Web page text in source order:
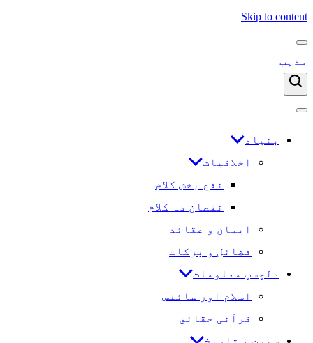
Skip to content
مذہب
بنیاد
اخلاقیات
نفع بخش کلام
نقصان دہ کلام
ایمان و عقائد
فضائل و برکات
دلچسپ معلومات
اسلام اور سائنس
قرآنی حقائق
سیرت و تاریخ